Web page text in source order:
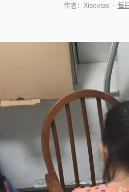
作者： Xiaoxiao 每